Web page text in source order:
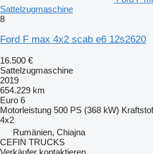
Sattelzugmaschine
8
Ford F max 4x2 scab e6 12s2620
16.500 €
Sattelzugmaschine
2019
654.229 km
Euro 6
Motorleistung 500 PS (368 kW)
4x2
Rumänien, Chiajna
CEFIN TRUCKS
Verkäufer kontaktieren